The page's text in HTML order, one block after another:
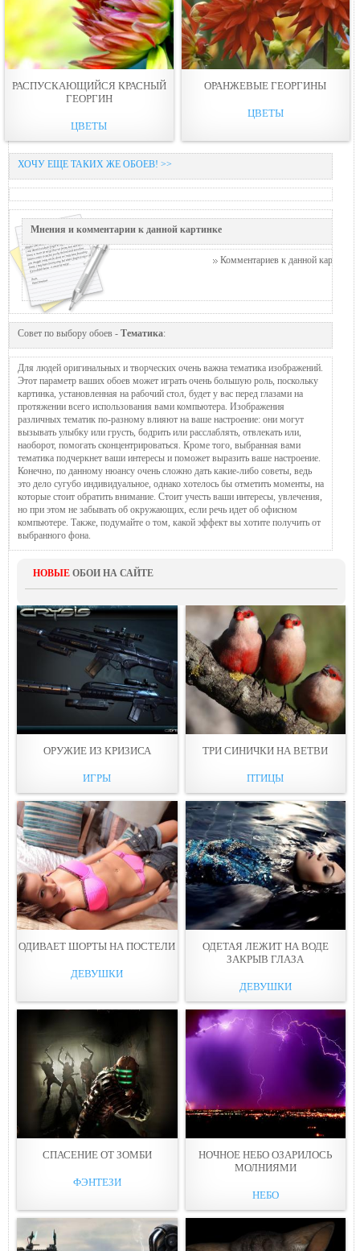
РАСПУСКАЮЩИЙСЯ КРАСНЫЙ
ГЕОРГИН
ЦВЕТЫ
ОРАНЖЕВЫЕ ГЕОРГИНЫ
ЦВЕТЫ
ХОЧУ ЕЩЕ ТАКИХ ЖЕ ОБОЕВ! >>
Мнения и комментарии к данной картинке
Комментариев к данной картинке
Совет по выбору обоев - Тематика:
Для людей оригинальных и творческих очень важна тематика изображений.
Этот параметр ваших обоев может играть очень большую роль, поскольку
картинка, установленная на рабочий стол, будет у вас перед глазами на
протяжении всего использования вами компьютера. Изображения
различных тематик по-разному влияют на ваше настроение: они могут
вызывать улыбку или грусть, бодрить или расслаблять, отвлекать или,
наоборот, помогать сконцентрироваться. Кроме того, выбранная вами
тематика подчеркнет ваши интересы и поможет выразить ваше настроение.
Конечно, по данному нюансу очень сложно дать какие-либо советы, ведь
это дело сугубо индивидуальное, однако хотелось бы отметить моменты, на
которые стоит обратить внимание. Стоит учесть ваши интересы, увлечения,
но при этом не забывать об окружающих, если речь идет об офисном
компьютере. Также, подумайте о том, какой эффект вы хотите получить от
выбранного фона.
НОВЫЕ ОБОИ НА САЙТЕ
ОРУЖИЕ ИЗ КРИЗИСА
ИГРЫ
ТРИ СИНИЧКИ НА ВЕТВИ
ПТИЦЫ
ОДИВАЕТ ШОРТЫ НА ПОСТEЛИ
ДЕВУШКИ
ОДЕТАЯ ЛЕЖИТ НА ВОДЕ
ЗАКРЫВ ГЛАЗA
ДЕВУШКИ
СПАСЕНИЕ ОТ ЗОМБИ
ФЭНТЕЗИ
НОЧНОЕ НЕБO ОЗАРИЛОСЬ
МОЛНИЯМИ
НЕБО